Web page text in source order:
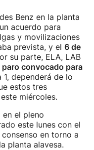
Benz en la planta
acuerdo para
y movilizaciones
prevista, y el 6 de
su parte, ELA, LAB
paro convocado para
dependerá de lo
estos tres
miércoles.
el pleno
este lunes con el
en torno a
planta alavesa.